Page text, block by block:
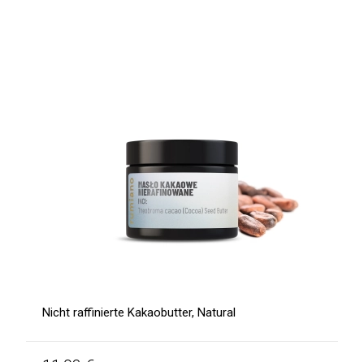
Nicht raffinierte Kakaobutter, Natural